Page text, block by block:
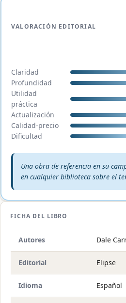
VALORACIÓN EDITORIAL
Claridad
Profundidad
Utilidad
práctica
Actualización
Calidad-precio
Dificultad
Veredicto editorial:
Una obra de referencia en su
en cualquier biblioteca sobre el
FICHA DEL LIBRO
Autores Dale
Editorial Elipse
Idioma Español